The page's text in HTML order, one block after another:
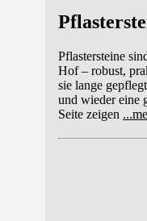
Pflastersteine
Hof – robust,
sie lange
und wieder eine
Seite zeigen ...